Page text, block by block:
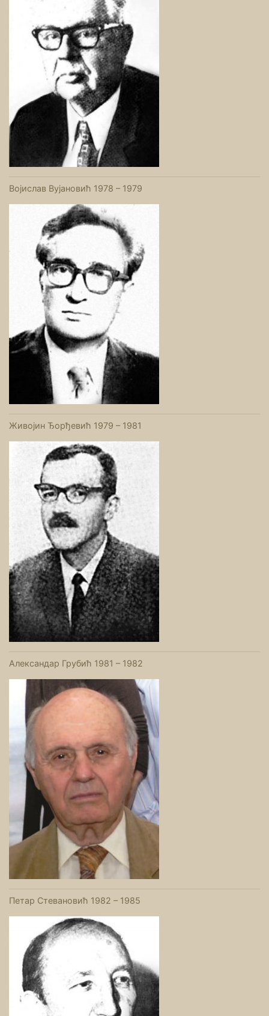
Војислав Вујановић 1978 – 1979
Живојин Ђорђевић 1979 – 1981
Александар Грубић 1981 – 1982
Петар Стевановић 1982 – 1985